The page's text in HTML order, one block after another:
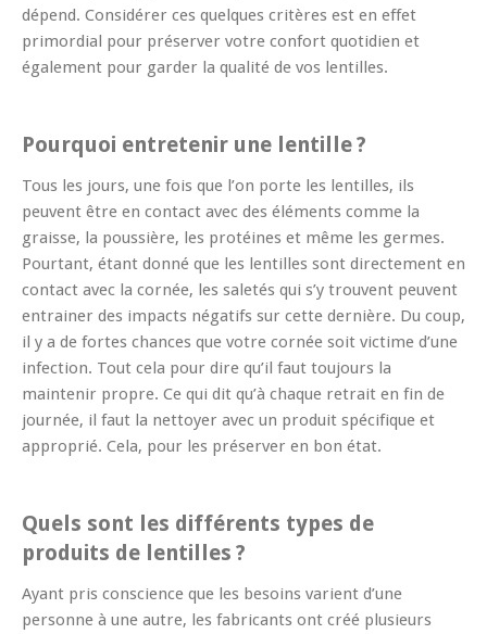
dépend. Considérer ces quelques critères est en effet
primordial pour préserver votre confort quotidien et
également pour garder la qualité de vos lentilles.
Pourquoi entretenir une lentille ?
Tous les jours, une fois que l’on porte les lentilles, ils
peuvent être en contact avec des éléments comme la
graisse, la poussière, les protéines et même les germes.
Pourtant, étant donné que les lentilles sont directement en
contact avec la cornée, les saletés qui s’y trouvent peuvent
entrainer des impacts négatifs sur cette dernière. Du coup,
il y a de fortes chances que votre cornée soit victime d’une
infection. Tout cela pour dire qu’il faut toujours la
maintenir propre. Ce qui dit qu’à chaque retrait en fin de
journée, il faut la nettoyer avec un produit spécifique et
approprié. Cela, pour les préserver en bon état.
Quels sont les différents types de
produits de lentilles ?
Ayant pris conscience que les besoins varient d’une
personne à une autre, les fabricants ont créé plusieurs